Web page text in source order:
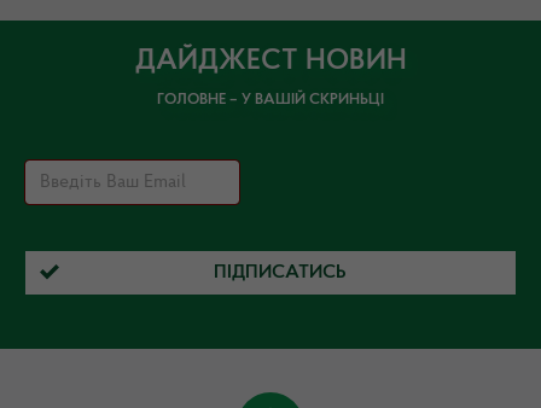
ДАЙДЖЕСТ НОВИН
ГОЛОВНЕ – У ВАШІЙ СКРИНЬЦІ
ПІДПИСАТИСЬ